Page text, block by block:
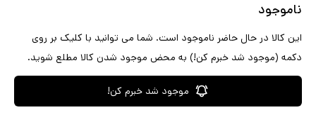
ناموجود
این کالا در حال حاضر ناموجود است. شما می توانید با کلیک بر روی
دکمه (موجود شد خبرم کن!) به محض موجود شدن کالا مطلع شوید.
موجود شد خبرم کن!